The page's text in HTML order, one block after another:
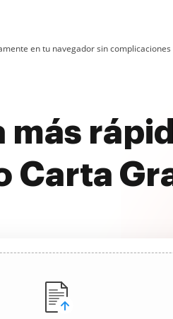
en tu navegador sin complicaciones
más
Carta